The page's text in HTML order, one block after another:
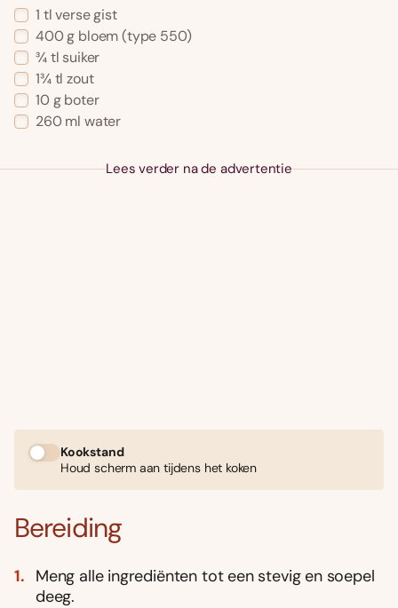
1 tl verse gist
400 g bloem (type 550)
¾ tl suiker
1¾ tl zout
10 g boter
260 ml water
Lees verder na de advertentie
Kookstand
Houd scherm aan tijdens het koken
Bereiding
Meng alle ingrediënten tot een stevig en soepel
deeg.